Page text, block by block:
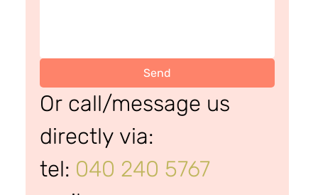
Send
Or call/message us
directly via:
tel: 040 240 5767